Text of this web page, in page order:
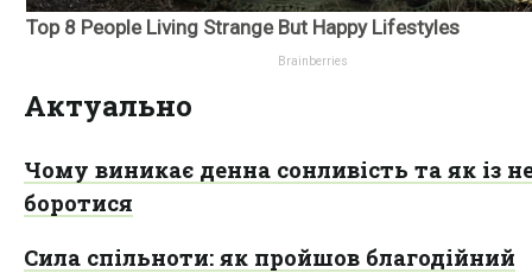
Актуально
Чому виникає денна сонливість та як із
боротися
Сила спільноти: як пройшов благодійний